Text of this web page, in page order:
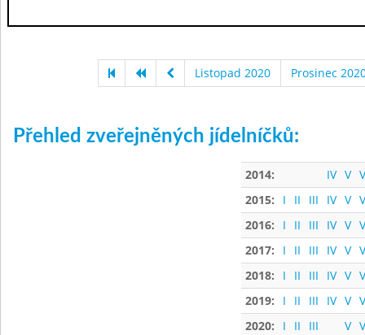
Listopad 2020 Prosinec
Přehled zveřejněných jídelníčků:
2014: IV V
2015:
I II III IV V
2016:
I II III IV V
2017:
I II III IV V
2018:
I II III IV V
2019:
I II III IV V
2020:
I II III V